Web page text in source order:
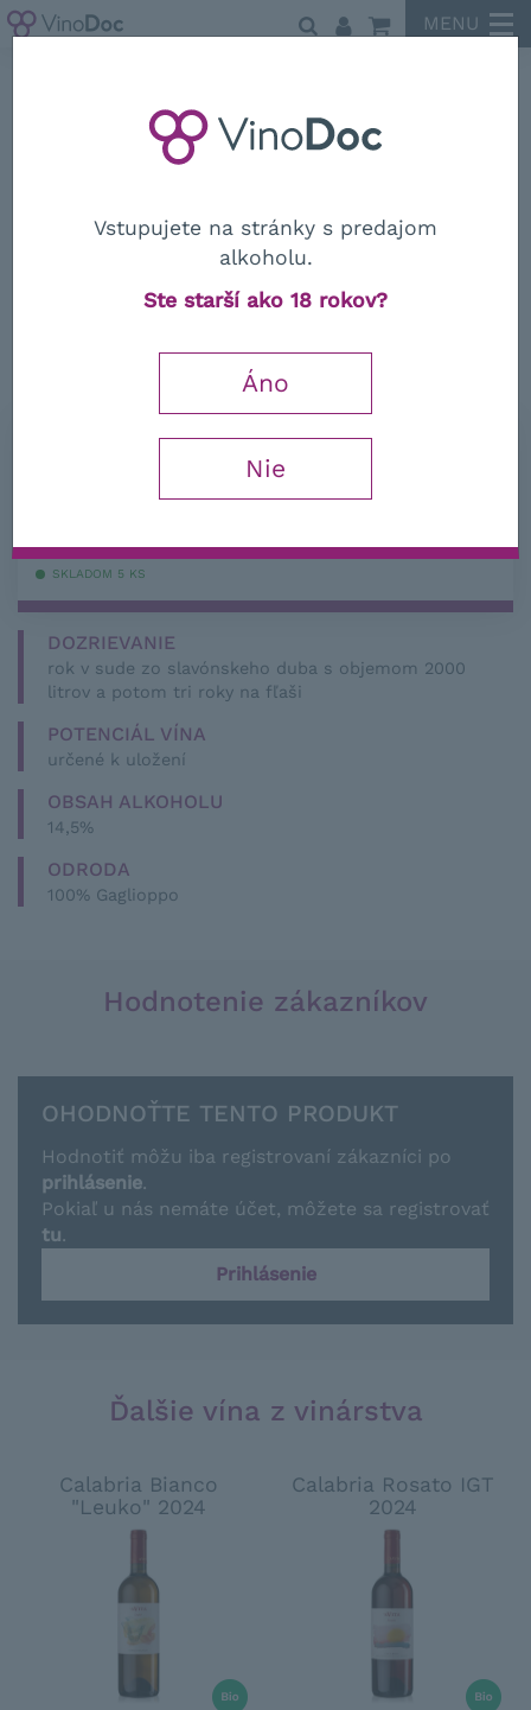
MENU
Riserva DOC 2020
€ − +
SKLADOM 5 KS
DOZRIEVANIE
rok v sude zo slavónskeho duba s objemom 2000
litrov a potom tri roky na fľaši
POTENCIÁL VÍNA
určené k uložení
OBSAH ALKOHOLU
14,5%
ODRODA
100% Gaglioppo
Hodnotenie zákazníkov
OHODNOŤTE TENTO PRODUKT
Hodnotiť môžu iba registrovaní zákazníci po
prihlásenie.
Pokiaľ u nás nemáte účet, môžete sa registrovať
tu.
Prihlásenie
Ďalšie vína z vinárstva
Calabria Bianco
"Leuko" 2024
Calabria Rosato IGT
2024
Vstupujete na stránky s predajom
alkoholu.
Ste starší ako 18 rokov?
Áno
Nie